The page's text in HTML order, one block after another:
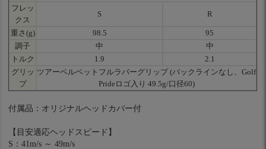
フレッ
クス
S R
重さ(g) 98.5
95
調子
中
中
トルク
1.9
2.1
グリッ
プ
ツアーベルベットフルラバーグリップ (バックラインなし、Golf
Prideロゴ入り 49.5g/口径60)
付属品：オリジナルヘッドカバー付
【目安適応ヘッドスピード】
S：41m/s ～ 49m/s